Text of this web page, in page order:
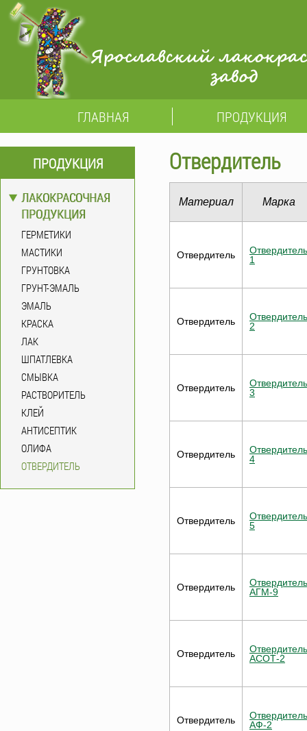
ГЛАВНАЯ ПРОДУКЦИЯ
ПРОДУКЦИЯ
ЛАКОКРАСОЧНАЯ
ПРОДУКЦИЯ
ГЕРМЕТИКИ
МАСТИКИ
ГРУНТОВКА
ГРУНТ-ЭМАЛЬ
ЭМАЛЬ
КРАСКА
ЛАК
ШПАТЛЕВКА
СМЫВКА
РАСТВОРИТЕЛЬ
КЛЕЙ
АНТИСЕПТИК
ОЛИФА
ОТВЕРДИТЕЛЬ
Отвердитель
Материал Марка
Отвердитель
Отвердитель
1
Отвердитель
Отвердитель
2
Отвердитель
Отвердитель
3
Отвердитель
Отвердитель
4
Отвердитель
Отвердитель
5
Отвердитель
Отвердитель
АГМ-9
Отвердитель
Отвердитель
АСОТ-2
Отвердитель
Отвердитель
АФ-2